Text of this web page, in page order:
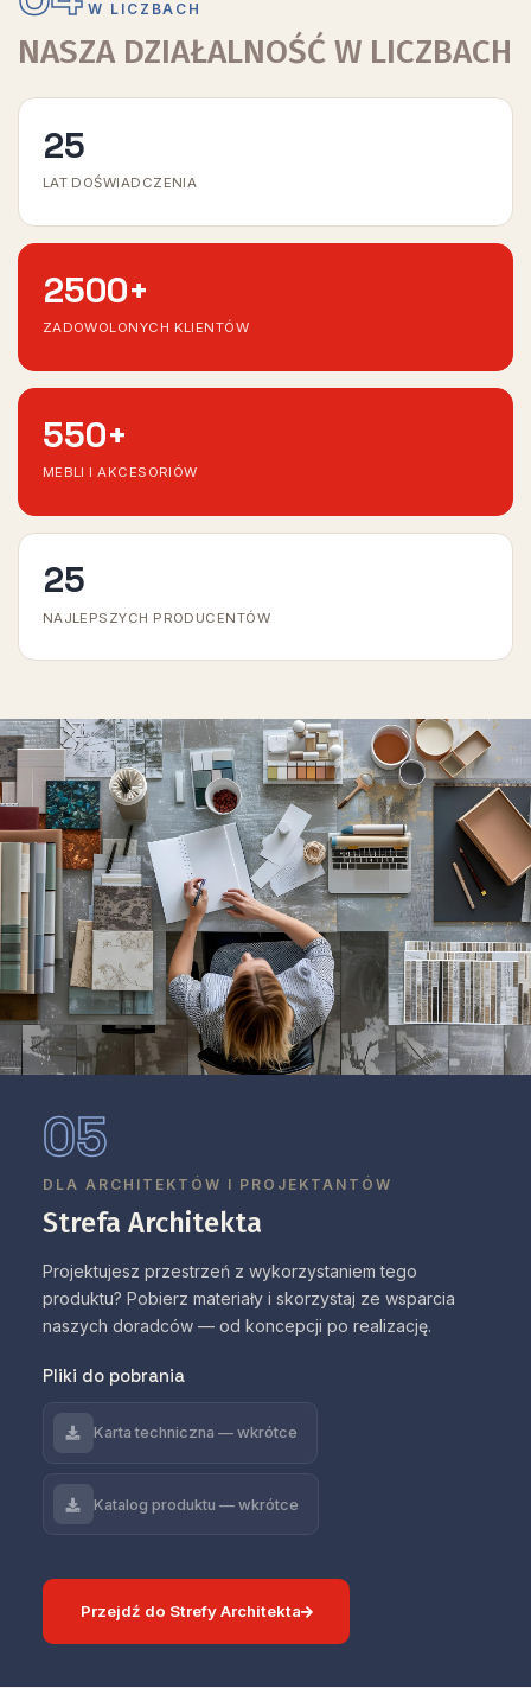
W LICZBACH
NASZA DZIAŁALNOŚĆ W LICZBACH
25
LAT DOŚWIADCZENIA
2500+
ZADOWOLONYCH KLIENTÓW
550+
MEBLI I AKCESORIÓW
25
NAJLEPSZYCH PRODUCENTÓW
05
DLA ARCHITEKTÓW I PROJEKTANTÓW
Strefa Architekta
Projektujesz przestrzeń z wykorzystaniem tego
produktu? Pobierz materiały i skorzystaj ze wsparcia
naszych doradców — od koncepcji po realizację.
Pliki do pobrania
Karta techniczna — wkrótce
Katalog produktu — wkrótce
Przejdź do Strefy Architekta